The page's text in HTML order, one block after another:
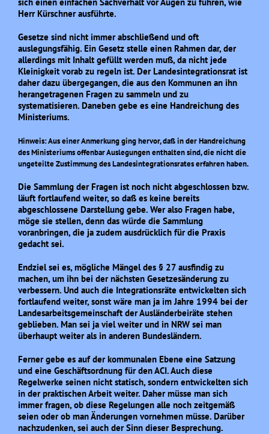
Herr Kürschner ausführte.
Gesetze sind nicht immer abschließend und oft
auslegungsfähig. Ein Gesetz stelle einen Rahmen dar, der
allerdings mit Inhalt gefüllt werden muß, da nicht jede
Kleinigkeit vorab zu regeln ist. Der Landesintegrationsrat ist
daher dazu übergegangen, die aus den Kommunen an ihn
herangetragenen Fragen zu sammeln und zu
systematisieren. Daneben gebe es eine Handreichung des
Ministeriums.
Hinweis: Aus einer Anmerkung ging hervor, daß in der Handreichung
des Ministeriums offenbar Auslegungen enthalten sind, die nicht die
ungeteilte Zustimmung des Landesintegrationsrates erfahren haben.
Die Sammlung der Fragen ist noch nicht abgeschlossen bzw.
läuft fortlaufend weiter, so daß es keine bereits
abgeschlossene Darstellung gebe. Wer also Fragen habe,
möge sie stellen, denn das würde die Sammlung
voranbringen, die ja zudem ausdrücklich für die Praxis
gedacht sei.
Endziel sei es, mögliche Mängel des § 27 ausfindig zu
machen, um ihn bei der nächsten Gesetzesänderung zu
verbessern. Und auch die Integrationsräte entwickelten sich
fortlaufend weiter, sonst wäre man ja im Jahre 1994 bei der
Landesarbeitsgemeinschaft der Ausländerbeiräte stehen
geblieben. Man sei ja viel weiter und in NRW sei man
überhaupt weiter als in anderen Bundesländern.
Ferner gebe es auf der kommunalen Ebene eine Satzung
und eine Geschäftsordnung für den ACI. Auch diese
Regelwerke seinen nicht statisch, sondern entwickelten sich
in der praktischen Arbeit weiter. Daher müsse man sich
immer fragen, ob diese Regelungen alle noch zeitgemäß
seien oder ob man Änderungen vornehmen müsse. Darüber
nachzudenken, sei auch der Sinn dieser Besprechung.